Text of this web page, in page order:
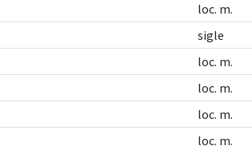
loc. m.
sigle
loc. m.
loc. m.
loc. m.
loc. m.